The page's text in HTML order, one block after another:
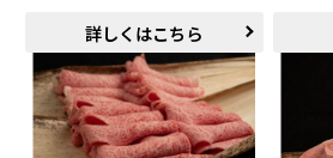
詳しくはこちら